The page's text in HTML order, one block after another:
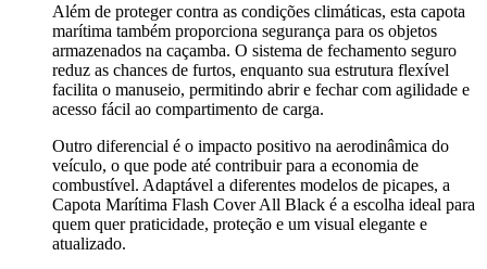
Além de proteger contra as condições climáticas, esta capota
marítima também proporciona segurança para os objetos
armazenados na caçamba. O sistema de fechamento seguro
reduz as chances de furtos, enquanto sua estrutura flexível
facilita o manuseio, permitindo abrir e fechar com agilidade e
acesso fácil ao compartimento de carga.
Outro diferencial é o impacto positivo na aerodinâmica do
veículo, o que pode até contribuir para a economia de
combustível. Adaptável a diferentes modelos de picapes, a
Capota Marítima Flash Cover All Black é a escolha ideal para
quem quer praticidade, proteção e um visual elegante e
atualizado.